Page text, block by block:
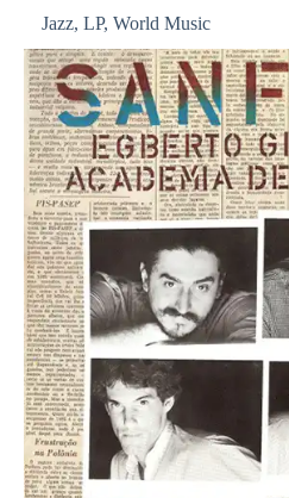
Jazz, LP, World Music